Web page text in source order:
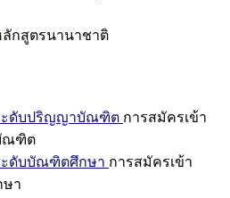
กสูตรนานาชาติ
ะดับปริญญาบัณฑิต การสมัครเข้า
ณฑิต
ะดับบัณฑิตศึกษา การสมัครเข้า
า